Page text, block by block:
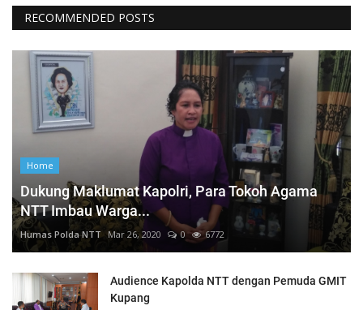
RECOMMENDED POSTS
Home
Dukung Maklumat Kapolri, Para Tokoh Agama
NTT Imbau Warga...
Humas Polda NTT Mar 26, 2020 0 6772
Audience Kapolda NTT dengan Pemuda GMIT
Kupang